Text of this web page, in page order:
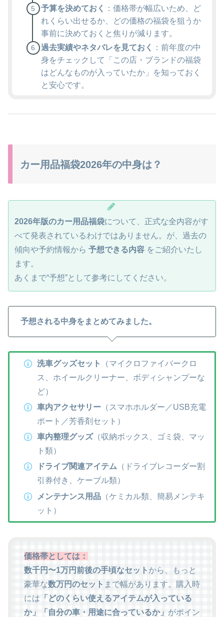
予算を決めておく
：価格帯が幅広いため、ど
れくらい出せるか、どの価格の福袋を狙うか
事前に決めておくと焦りが減ります。
過去実績やネタバレを見ておく
：前年度の中
身をチェックして「この店・ブランドの福袋
はどんなものが入っていたか」を知っておく
と安心です。
カー用品福袋2026年の中身は？
2026年版のカー用品福袋について、正式な全内容がす
べて発表されているわけではありません。が、過去の
傾向や予約情報から 予想できる内容 をご紹介いたし
ます。
あくまで“予想”として参考にしてください。
予想される中身をまとめてみました。
洗車グッズセット
（マイクロファイバークロ
ス、ホイールクリーナー、ボディシャンプーな
ど）
車内アクセサリー（スマホホルダー／USB充電
ポート／芳香剤セット）
車内整理グッズ（収納ボックス、ゴミ袋、マッ
ト類）
ドライブ関連アイテム （ドライブレコーダー割
引券付き、ケーブル類）
メンテナンス用品（ケミカル類、簡易メンテキ
ット）
価格帯としては：
数千円〜1万円前後の手頃なセット から、もっと
豪華な数万円のセット まで幅があります。購入時
には 「どのくらい使えるアイテムが入っている
か」「自分の車・用途に合っているか」 がポイン